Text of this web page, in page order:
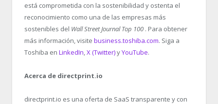
está comprometida con la sostenibilidad y ostenta el
reconocimiento como una de las empresas más
sostenibles del Wall Street Journal Top 100 . Para obtener
más información, visite business.toshiba.com. Siga a
Toshiba en LinkedIn X (Twitter)yYouTube.
Acerca de directprint.io
directprint.io es una oferta de SaaS transparente y con